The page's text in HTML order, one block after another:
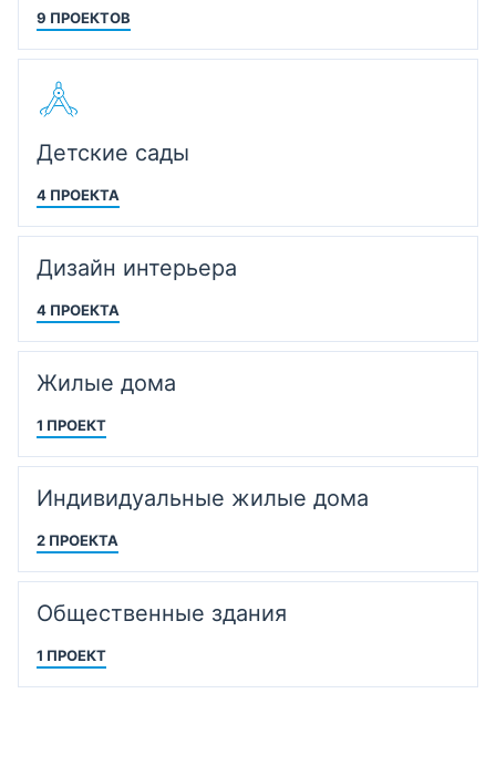
9 ПРОЕКТОВ
Детские сады
4 ПРОЕКТА
Дизайн интерьера
4 ПРОЕКТА
Жилые дома
1 ПРОЕКТ
Индивидуальные жилые дома
2 ПРОЕКТА
Общественные здания
1 ПРОЕКТ